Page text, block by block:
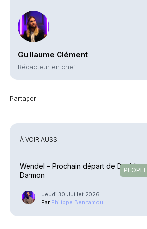
Guillaume Clément
Rédacteur en chef
Partager
À VOIR AUSSI
PEOPLE
Wendel – Prochain départ de David
Darmon
Jeudi 30 Juillet 2026
Par Philippe Benhamou